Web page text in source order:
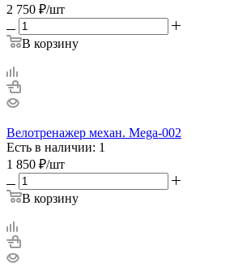
2 750 ₽/шт
В корзину
Велотренажер механ. Mega-002
Есть в наличии: 1
1 850 ₽/шт
В корзину